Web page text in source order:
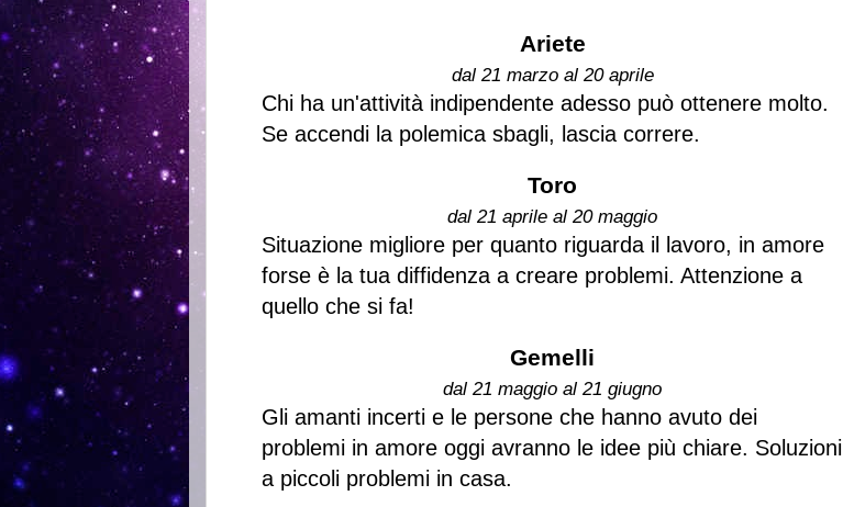
Ariete
dal 21 marzo al 20 aprile
Chi ha un'attività indipendente adesso può ottenere molto.
Se accendi la polemica sbagli, lascia correre.
Toro
dal 21 aprile al 20 maggio
Situazione migliore per quanto riguarda il lavoro, in amore
forse è la tua diffidenza a creare problemi. Attenzione a
quello che si fa!
Gemelli
dal 21 maggio al 21 giugno
Gli amanti incerti e le persone che hanno avuto dei
problemi in amore oggi avranno le idee più chiare. Soluzioni
a piccoli problemi in casa.